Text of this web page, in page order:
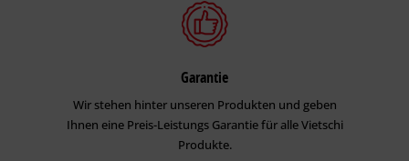
Garantie
Wir stehen hinter unseren Produkten und geben
Ihnen eine Preis-Leistungs Garantie für alle Vietschi
Produkte.